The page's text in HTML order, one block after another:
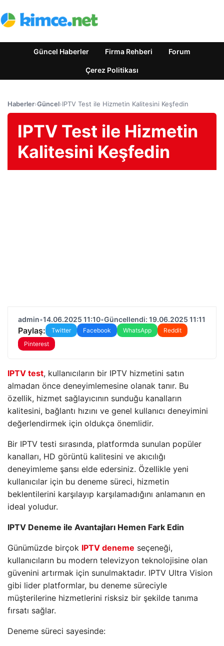
Güncel Haberler Firma Rehberi Forum
Çerez Politikası
Haberler›Güncel›IPTV Test ile Hizmetin Kalitesini Keşfedin
IPTV Test ile Hizmetin
Kalitesini Keşfedin
admin•14.06.2025 11:10•Güncellendi: 19.06.2025 11:11
Paylaş: Twitter Facebook WhatsApp
Reddit
Pinterest
IPTV test, kullanıcıların bir IPTV hizmetini satın
almadan önce deneyimlemesine olanak tanır. Bu
özellik, hizmet sağlayıcının sunduğu kanalların
kalitesini, bağlantı hızını ve genel kullanıcı deneyimini
değerlendirmek için oldukça önemlidir.
Bir IPTV testi sırasında, platformda sunulan popüler
kanalları, HD görüntü kalitesini ve akıcılığı
deneyimleme şansı elde edersiniz. Özellikle yeni
kullanıcılar için bu deneme süreci, hizmetin
beklentilerini karşılayıp karşılamadığını anlamanın en
ideal yoludur.
IPTV Deneme ile Avantajları Hemen Fark Edin
Günümüzde birçok IPTV deneme seçeneği,
kullanıcıların bu modern televizyon teknolojisine olan
güvenini artırmak için sunulmaktadır. IPTV Ultra Vision
gibi lider platformlar, bu deneme süreciyle
müşterilerine hizmetlerini risksiz bir şekilde tanıma
fırsatı sağlar.
Deneme süreci sayesinde: